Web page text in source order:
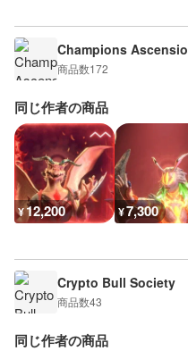
Champions
商品数172
同じ作者の商品
¥12,200 ¥7,300
Crypto Bull Society
商品数43
同じ作者の商品